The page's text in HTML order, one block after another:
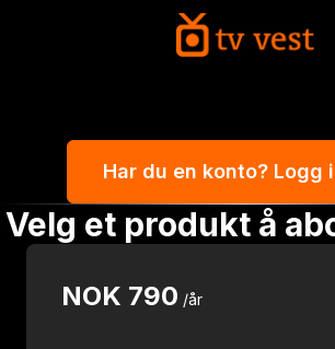
Har du en konto? Logg
Velg et produkt å
NOK 790 /år